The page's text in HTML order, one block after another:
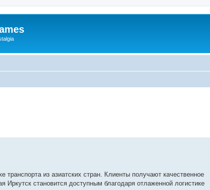
транспорта из азиатских стран. Клиенты получают качественное
становится доступным благодаря отлаженной логистике